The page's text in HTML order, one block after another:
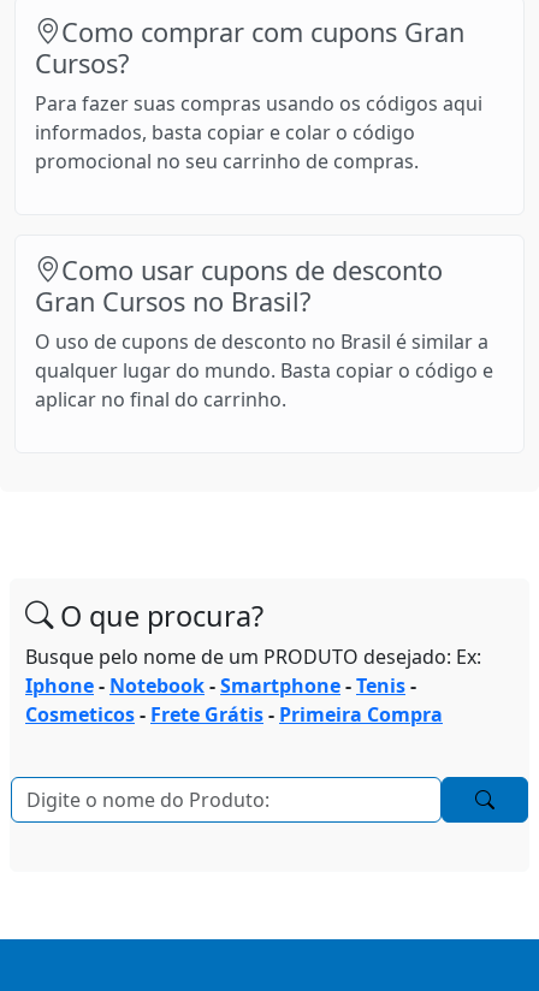
Como comprar com cupons Gran
Cursos?
Para fazer suas compras usando os códigos aqui
informados, basta copiar e colar o código
promocional no seu carrinho de compras.
Como usar cupons de desconto
Gran Cursos no Brasil?
O uso de cupons de desconto no Brasil é similar a
qualquer lugar do mundo. Basta copiar o código e
aplicar no final do carrinho.
O que procura?
Busque pelo nome de um PRODUTO desejado: Ex:
Iphone- Notebook-Smartphone-Tenis-
Cosmeticos- Frete Grátis- Primeira Compra